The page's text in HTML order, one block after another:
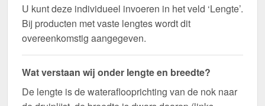
U kunt deze individueel invoeren in het veld ‘Lengte’.
Bij producten met vaste lengtes wordt dit
overeenkomstig aangegeven.
Wat verstaan wij onder lengte en breedte?
De lengte is de wateraflooprichting van de nok naar